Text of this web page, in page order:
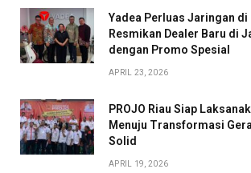
Yadea Perluas Jaringan di
Resmikan Dealer Baru di
dengan Promo Spesial
APRIL 23, 2026
PROJO Riau Siap
Menuju Transformasi
Solid
APRIL 19, 2026